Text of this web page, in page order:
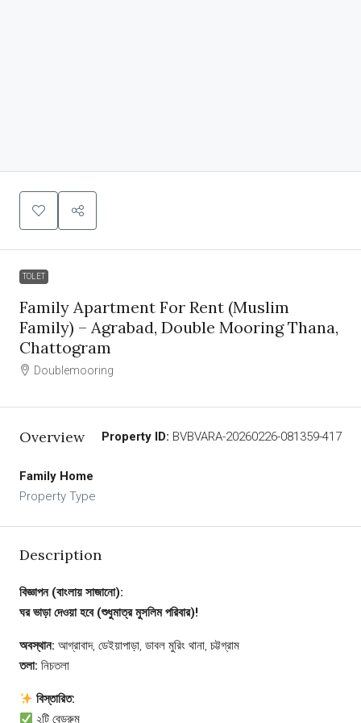
TOLET
Family Apartment For Rent (Muslim
Family) – Agrabad, Double Mooring Thana,
Chattogram
Doublemooring
Overview Property ID: BVBVARA-20260226-081359-417
Family Home
Property Type
Description
বিজ্ঞাপন (বাংলায় সাজানো):
ঘর ভাড়া দেওয়া হবে (শুধুমাত্র মুসলিম পরিবার)!
অবস্থান: আগ্রাবাদ, ডেইয়াপাড়া, ডাবল মুরিং থানা, চট্টগ্রাম
তলা: নিচতলা
বিস্তারিত:
২টি বেডরুম